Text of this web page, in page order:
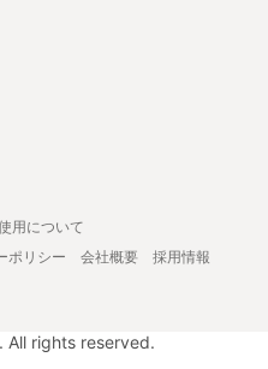
用について
ポリシー 会社概要
採用情報
All rights reserved.